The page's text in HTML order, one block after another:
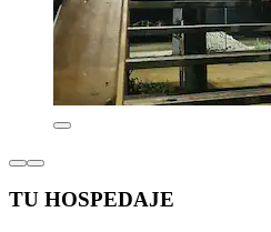
TU HOSPEDAJE